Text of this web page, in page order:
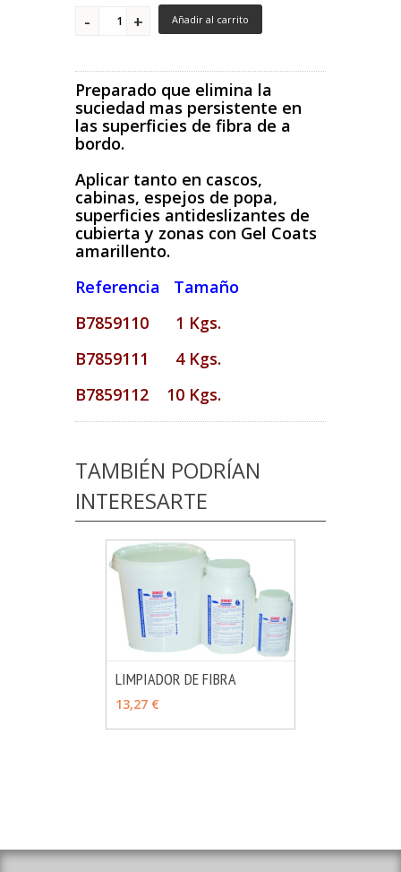
Añadir al carrito
Preparado que elimina la
suciedad mas persistente en
las superficies de fibra de a
bordo.
Aplicar tanto en cascos,
cabinas, espejos de popa,
superficies antideslizantes de
cubierta y zonas con Gel Coats
amarillento.
Referencia Tamaño
B7859110 1 Kgs.
B7859111 4 Kgs.
B7859112 10 Kgs.
TAMBIÉN PODRÍAN
INTERESARTE
LIMPIADOR DE FIBRA
13,27 €